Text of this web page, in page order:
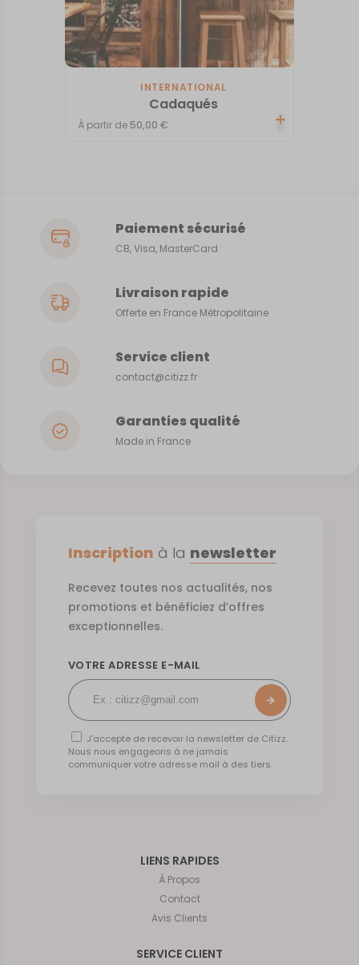
INTERNATIONAL
Cadaqués
À partir de 50,00€
Paiement sécurisé
CB, Visa, MasterCard
Livraison rapide
Offerte en France Métropolitaine
Service client
contact@citizz.fr
Garanties qualité
Made in France
LIENS RAPIDES
À Propos
Contact
Avis Clients
SERVICE CLIENT
Inscription à la newsletter
Recevez toutes nos actualités, nos
promotions et bénéficiez d’offres
exceptionnelles.
VOTRE ADRESSE E-MAIL
J’accepte de recevoir la newsletter de Citizz.
Nous nous engageons à ne jamais
communiquer votre adresse mail à des tiers.